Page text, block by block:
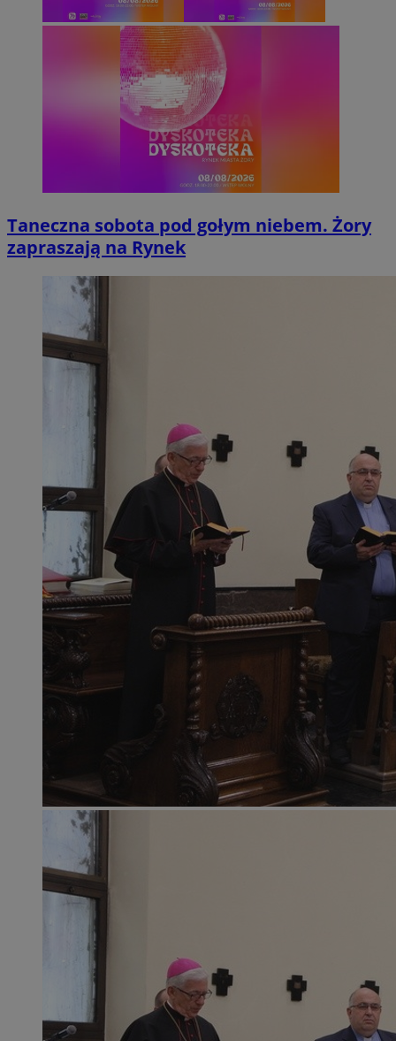
Taneczna sobota pod gołym niebem. Żory
zapraszają na Rynek